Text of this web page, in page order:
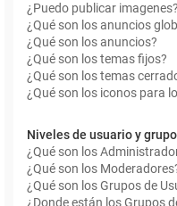
¿Puedo publicar imagenes?
¿Qué son los anuncios
¿Qué son los anuncios?
¿Qué son los temas fijos?
¿Qué son los temas
¿Qué son los iconos para
Niveles de usuario y
¿Qué son los
¿Qué son los
¿Qué son los Grupos de
¿Donde están los Grupos